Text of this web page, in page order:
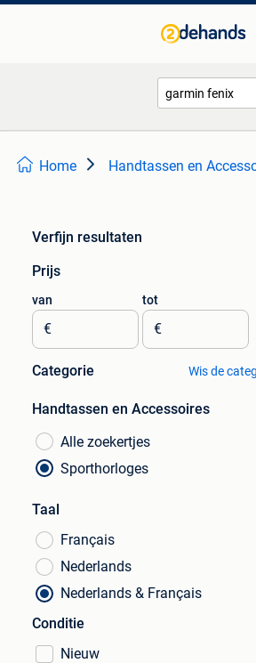
Home Handtassen en
Verfijn resultaten
Prijs
van
€
tot
€
Categorie Wis de
Handtassen en Accessoires
Alle zoekertjes
Sporthorloges
Taal
Français
Nederlands
Nederlands & Français
Conditie
Nieuw